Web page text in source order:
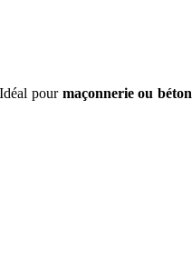
pour maçonnerie ou béton